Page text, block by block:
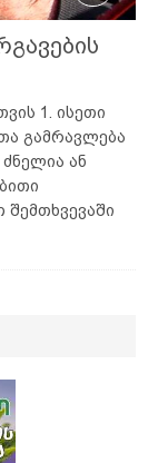
1. ისეთი
გამრავლება
ან
შემთხვევაში